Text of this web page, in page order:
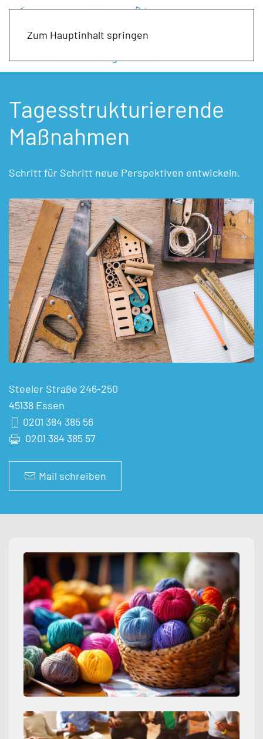
Zum Hauptinhalt springen
Tagesstrukturierende
Maßnahmen
Schritt für Schritt neue Perspektiven entwickeln.
Steeler Straße 246-250
45138 Essen
0201 384 385 56
0201 384 385 57
Mail schreiben